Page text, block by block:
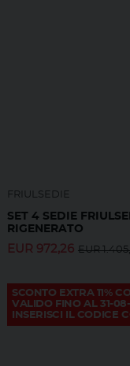
FRIULSEDIE
SET 4 SEDIE
RIGENERATO
EUR 972,26 EUR
SCONTO EXTRA 11%
VALIDO FINO AL 31-
INSERISCI IL CODICE